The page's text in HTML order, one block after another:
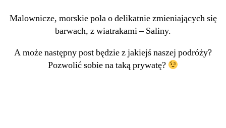
Malownicze, morskie pola o delikatnie zmieniających się
barwach, z wiatrakami – Saliny.
A może następny post będzie z jakiejś naszej podróży?
Pozwolić sobie na taką prywatę?